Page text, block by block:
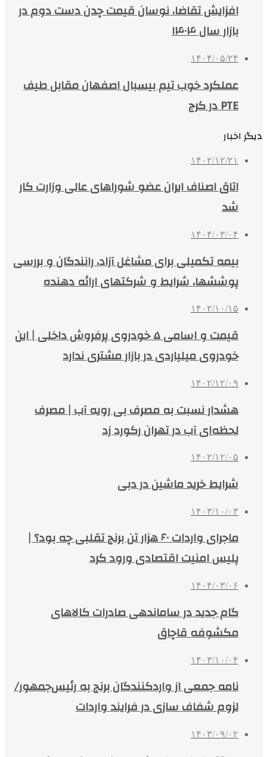
افزایش تقاضا، نوسان قیمت چدن دست دوم در
بازار سال ۱۴۰۴
۱۴۰۴/۰۵/۲۴
عملکرد خوب تیم بیسبال اصفهان مقابل طیف
PTE در کرج
دیگر اخبار
۱۴۰۲/۱۲/۲۱
اتاق اصناف ایران عضو شوراهای عالی وزارت کار
شد
۱۴۰۴/۰۳/۰۴
بیمه تکمیلی برای مشاغل آزاد، رانندگان و بررسی
پوششها، شرایط و شرکتهای ارائه دهنده
۱۴۰۲/۱۰/۱۵
قیمت و اسامی ۵ خودروی پرفروش داخلی | این
خودروی میلیاردی در بازار مشتری ندارد
۱۴۰۲/۱۲/۰۹
هشدار نسبت به مصرف بی رویه آب | مصرف
لحظه‌ای آب در تهران رکورد زد
۱۴۰۲/۱۲/۰۵
شرایط خرید ماشین در دبی
۱۴۰۳/۱۰/۰۳
ماجرای واردات ۶۰ هزار تن برنج تقلبی چه بود؟ |
پلیس امنیت اقتصادی ورود کرد
۱۴۰۴/۰۳/۰۶
گام جدید در ساماندهی صادرات کالاهای
مکشوفه قاچاق
۱۴۰۳/۱۰/۰۴
نامه جمعی از واردکنندگان برنج به رئیس‌جمهور/
لزوم شفاف سازی در فرایند واردات
۱۴۰۳/۰۹/۰۲